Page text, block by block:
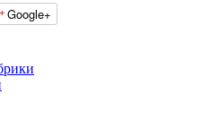
Google+